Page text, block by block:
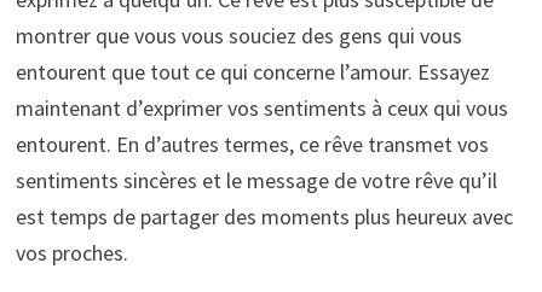
montrer que vous vous souciez des gens qui vous
entourent que tout ce qui concerne l’amour. Essayez
maintenant d’exprimer vos sentiments à ceux qui vous
entourent. En d’autres termes, ce rêve transmet vos
sentiments sincères et le message de votre rêve qu’il
est temps de partager des moments plus heureux avec
vos proches.